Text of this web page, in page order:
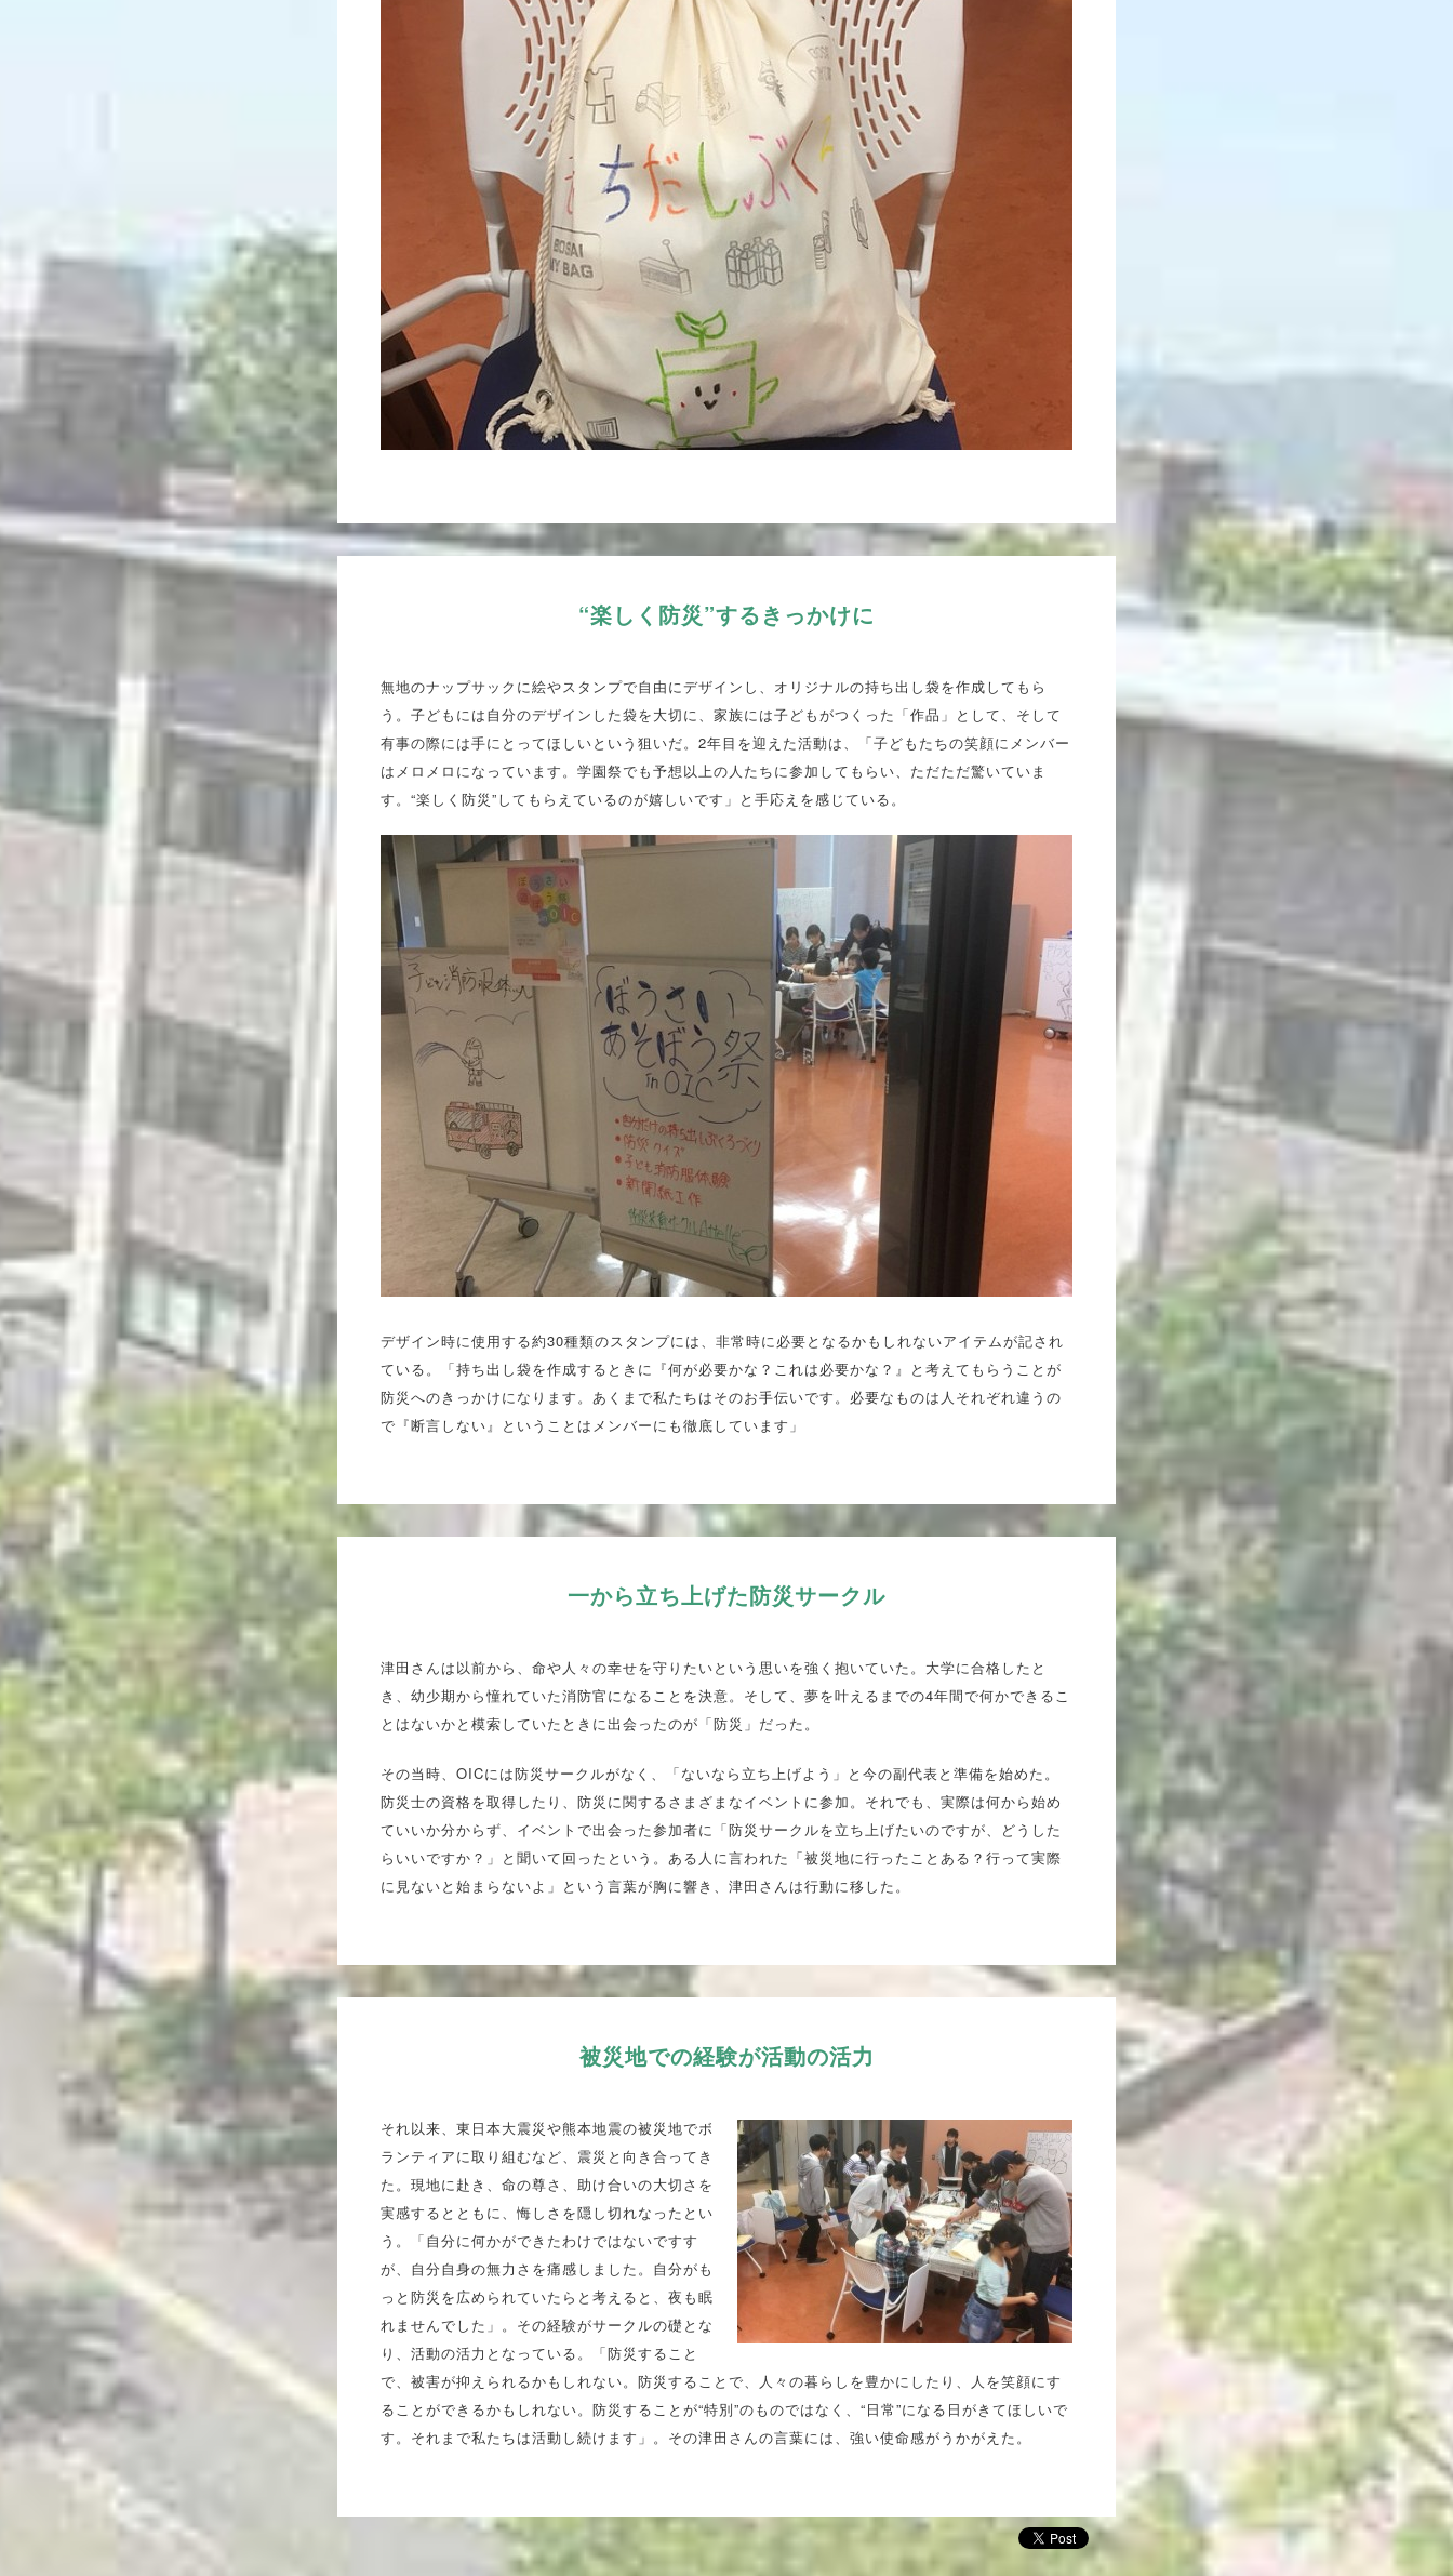
“楽しく防災”するきっかけに
無地のナップサックに絵やスタンプで自由にデザインし、オリジナルの持ち出し袋を作成してもら
う。子どもには自分のデザインした袋を大切に、家族には子どもがつくった「作品」として、そして
有事の際には手にとってほしいという狙いだ。2年目を迎えた活動は、「子どもたちの笑顔にメンバー
はメロメロになっています。学園祭でも予想以上の人たちに参加してもらい、ただただ驚いていま
す。“楽しく防災”してもらえているのが嬉しいです」と手応えを感じている。
デザイン時に使用する約30種類のスタンプには、非常時に必要となるかもしれないアイテムが記され
ている。「持ち出し袋を作成するときに『何が必要かな？これは必要かな？』と考えてもらうことが
防災へのきっかけになります。あくまで私たちはそのお手伝いです。必要なものは人それぞれ違うの
で『断言しない』ということはメンバーにも徹底しています」
一から立ち上げた防災サークル
津田さんは以前から、命や人々の幸せを守りたいという思いを強く抱いていた。大学に合格したと
き、幼少期から憧れていた消防官になることを決意。そして、夢を叶えるまでの4年間で何かできるこ
とはないかと模索していたときに出会ったのが「防災」だった。
その当時、OICには防災サークルがなく、「ないなら立ち上げよう」と今の副代表と準備を始めた。
防災士の資格を取得したり、防災に関するさまざまなイベントに参加。それでも、実際は何から始め
ていいか分からず、イベントで出会った参加者に「防災サークルを立ち上げたいのですが、どうした
らいいですか？」と聞いて回ったという。ある人に言われた「被災地に行ったことある？行って実際
に見ないと始まらないよ」という言葉が胸に響き、津田さんは行動に移した。
被災地での経験が活動の活力
それ以来、東日本大震災や熊本地震の被災地でボ
ランティアに取り組むなど、震災と向き合ってき
た。現地に赴き、命の尊さ、助け合いの大切さを
実感するとともに、悔しさを隠し切れなったとい
う。「自分に何かができたわけではないですす
が、自分自身の無力さを痛感しました。自分がも
っと防災を広められていたらと考えると、夜も眠
れませんでした」。その経験がサークルの礎とな
り、活動の活力となっている。「防災すること
で、被害が抑えられるかもしれない。防災することで、人々の暮らしを豊かにしたり、人を笑顔にす
ることができるかもしれない。防災することが“特別”のものではなく、“日常”になる日がきてほしいで
す。それまで私たちは活動し続けます」。その津田さんの言葉には、強い使命感がうかがえた。